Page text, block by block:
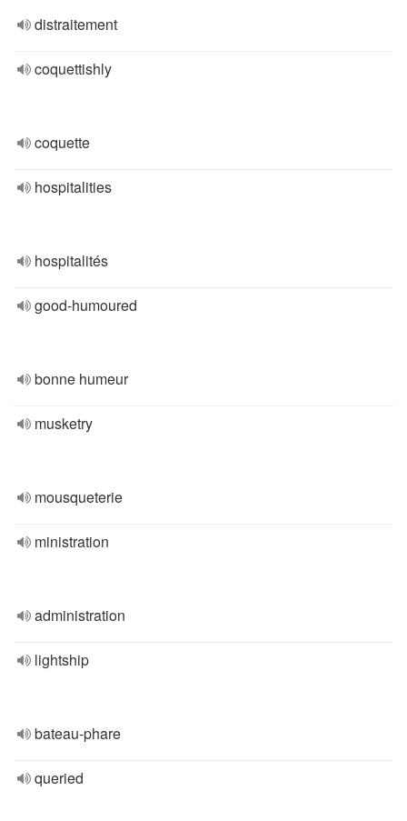
distraitement
coquettishly
coquette
hospitalities
hospitalités
good-humoured
bonne humeur
musketry
mousqueterie
ministration
administration
lightship
bateau-phare
queried